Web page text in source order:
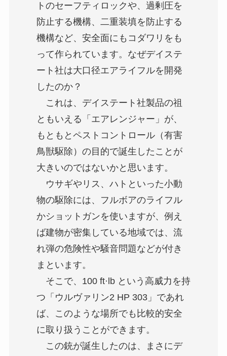
トのセーフティロックや、過剰圧を
防止する機構、二重装填を防止する
機構など、安全面にもコダワリをも
って作られています。なぜデイステ
ート社は大口径エアライフルを開発
したのか？
これは、デイステート社製品の祖
ともいえる「エアレンジャー」が、
もともとペストコントロール（有害
鳥獣駆除）の目的で誕生したことが
大きいのではないかと思います。
ウサギやリス、ハトといった小動
物の駆除には、フルボアのライフル
かショットガンを使いますが、例え
ば建物が密集している地域では、流
れ弾の危険性や騒音問題などが付き
まといます。
そこで、100 ft·lb という高威力を持
つ「ウルヴァリン2 HP 303」であれ
ば、このような場所でも比較的安全
に取り扱うことができます。
この銃が誕生したのは、まさにデ